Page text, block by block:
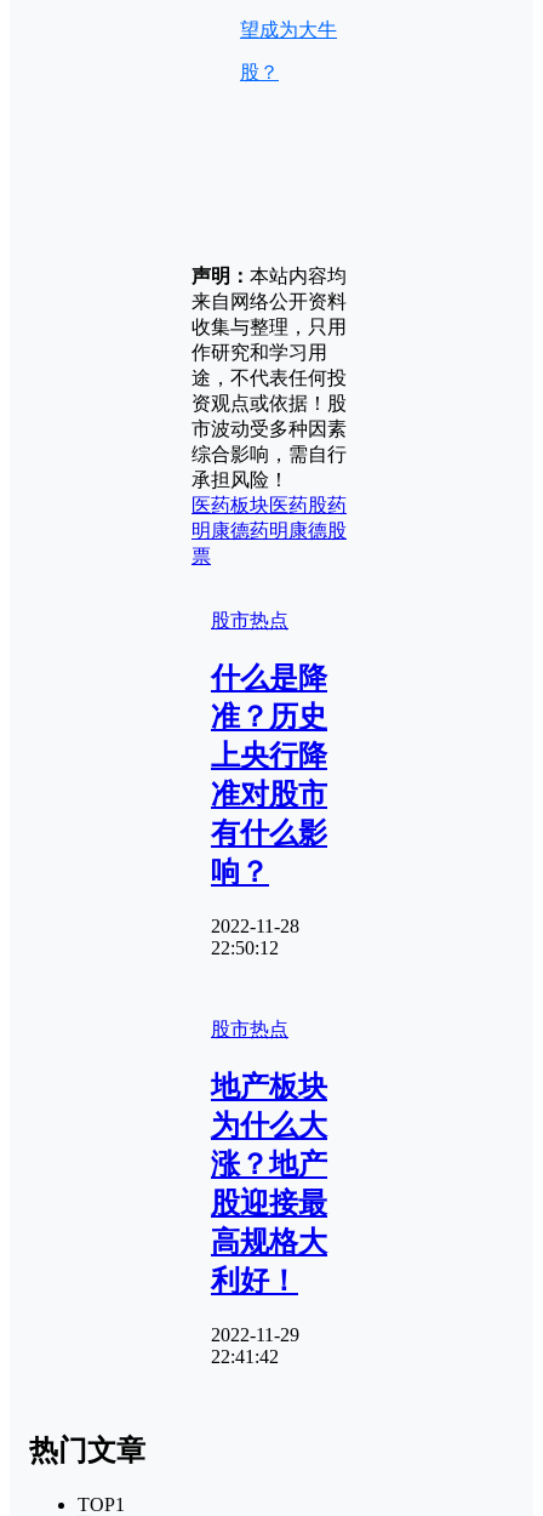
望成为大牛
股？
声明： 本站内容均
来自网络公开资料
收集与整理，只用
作研究和学习用
途，不代表任何投
资观点或依据！股
市波动受多种因素
综合影响，需自行
承担风险！
医药板块医药股药
明康德药明康德股
票
股市热点
什么是降
准？历史
上央行降
准对股市
有什么影
响？
2022-11-28
22:50:12
股市热点
地产板块
为什么大
涨？地产
股迎接最
高规格大
利好！
2022-11-29
22:41:42
热门文章
TOP1